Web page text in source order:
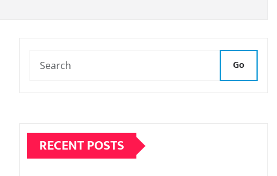
Go
RECENT POSTS